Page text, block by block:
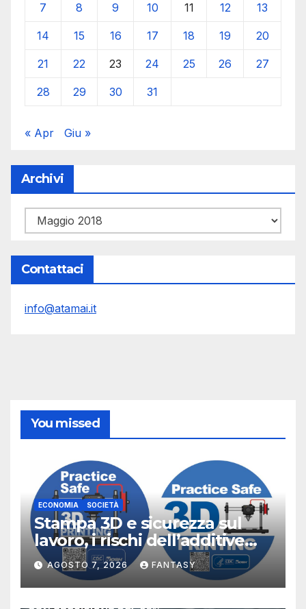
7 8 9 10 11 12 13
14 15 16 17 18 19 20
21 22 23 24 25 26 27
28 29 30 31
« Apr Giu »
Archivi
Archivi
Contattaci
info@atamai.it
You missed
ECONOMIA SOCIETÀ
Stampa 3D e sicurezza sul
lavoro, i rischi dell’additive
manufacturing secondo
NIOSH
AGOSTO 7, 2026 FANTASY